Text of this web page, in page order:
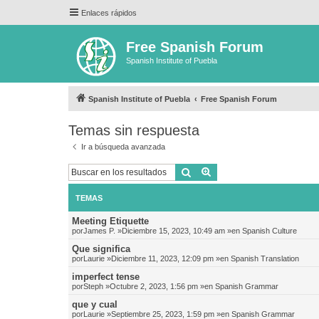
Enlaces rápidos
Free Spanish Forum
Spanish Institute of Puebla
Spanish Institute of Puebla Free Spanish Forum
Temas sin respuesta
Ir a búsqueda avanzada
Buscar
TEMAS
Meeting Etiquette
porJames P. »Diciembre 15, 2023, 10:49 am »en Spanish Culture
Que significa
porLaurie »Diciembre 11, 2023, 12:09 pm »en Spanish Translation
imperfect tense
porSteph »Octubre 2, 2023, 1:56 pm »en Spanish Grammar
que y cual
porLaurie »Septiembre 25, 2023, 1:59 pm »en Spanish Grammar